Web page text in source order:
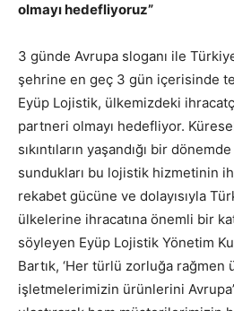
olmayı hedefliyoruz”
3 günde Avrupa sloganı ile
şehrine en geç 3 gün içerisinde
Eyüp Lojistik, ülkemizdeki
partneri olmayı hedefliyor.
sıkıntıların yaşandığı bir
sundukları bu lojistik hizmetinin
rekabet gücüne ve dolayısıyla
ülkelerine ihracatına önemli bir
söyleyen Eyüp Lojistik Yönetim
Bartık, ‘Her türlü zorluğa
işletmelerimizin ürünlerini